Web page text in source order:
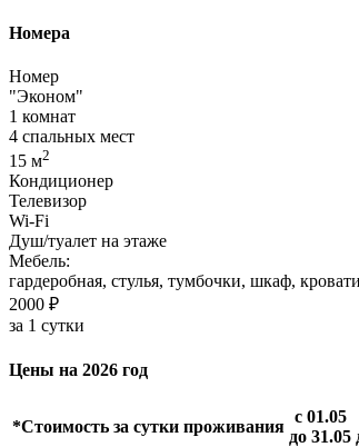
Номера
Номер
"Эконом"
1 комнат
4 спальных мест
15 м2
Кондиционер
Телевизор
Wi-Fi
Душ/туалет на этаже
Мебель:
гардеробная, стулья, тумбочки, шкаф,
2000 ₽
за 1 сутки
Цены на 2026 год
*Стоимость за сутки проживания
с 01.05
до 31.05